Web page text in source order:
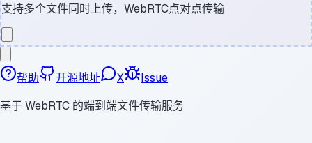
支持多个文件同时上传，WebRTC点对点传输
帮助 开源地址 X
Issue
基于 WebRTC 的端到端文件传输服务